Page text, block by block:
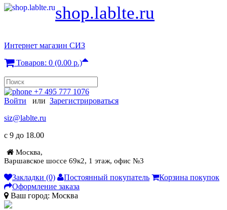
shop.lablte.ru
Интернет магазин СИЗ
Товаров: 0 (0.00 р.)
+7 495 777 1076
Войти или Зарегистрироваться
siz@lablte.ru
c 9 до 18.00
Москва,
Варшавское шоссе 69к2, 1 этаж, офис №3
Закладки (0) Постоянный покупатель
Корзина покупок
Оформление заказа
Ваш город: Москва